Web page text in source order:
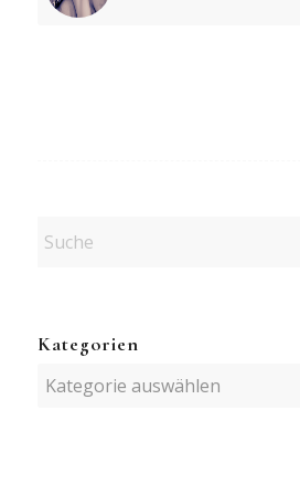
Kategorien
Kategorien